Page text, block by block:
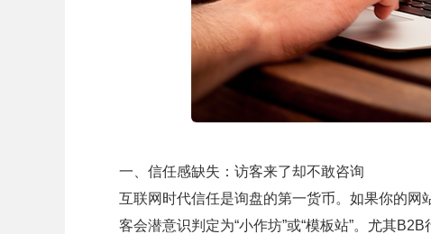
一、信任感缺失：访客来了却不敢咨询
互联网时代信任是询盘的第一货币。如果你的
客会潜意识判定为“小作坊”或“模板站”。尤其